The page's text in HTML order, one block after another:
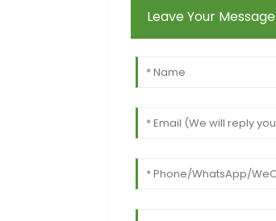
Leave Your Message